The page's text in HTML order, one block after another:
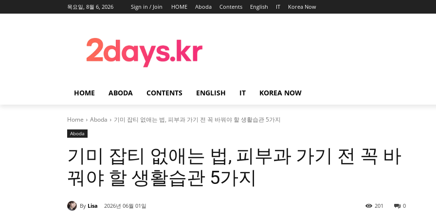
목요일, 8월 6, 2026 Sign in / Join HOME Aboda Contents English IT Korea Now
HOME ABODA CONTENTS ENGLISH IT KOREA NOW
Home Aboda 기미 잡티 없애는 법, 피부과 가기 전 꼭 바꿔야 할 생활습관 5가지
Aboda
기미 잡티 없애는 법, 피부과 가기 전 꼭 바
꿔야 할 생활습관 5가지
By Lisa 2026년 06월 01일 0
201